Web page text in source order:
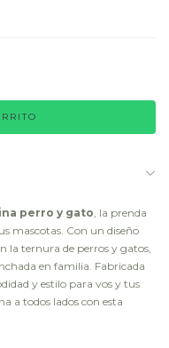
perro y gato, la prenda
mascotas. Con un diseño
la ternura de perros y gatos,
en familia. Fabricada
y estilo para vos y tus
a todos lados con esta